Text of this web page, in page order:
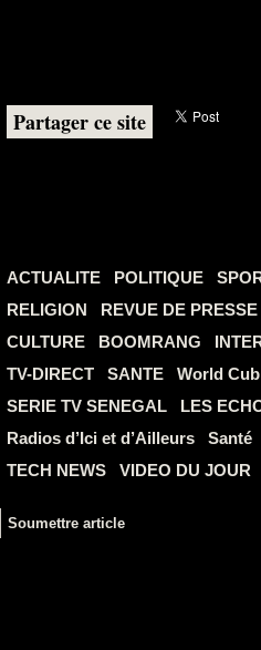
Partager ce site
ACTUALITE POLITIQUE
RELIGION
REVUE DE PRESSE
CULTURE
BOOMRANG
TV-DIRECT
SANTE
World
SERIE TV SENEGAL
LES
Radios d’Ici et d’Ailleurs
Santé
TECH NEWS
VIDEO DU JOUR
Soumettre article